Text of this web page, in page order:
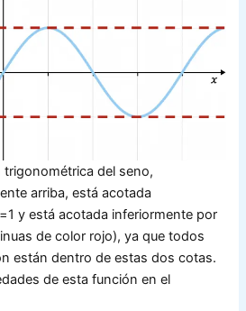
trigonométrica del seno,
arriba, está acotada
y está acotada inferiormente por
de color rojo), ya que todos
están dentro de estas dos cotas.
de esta función en el